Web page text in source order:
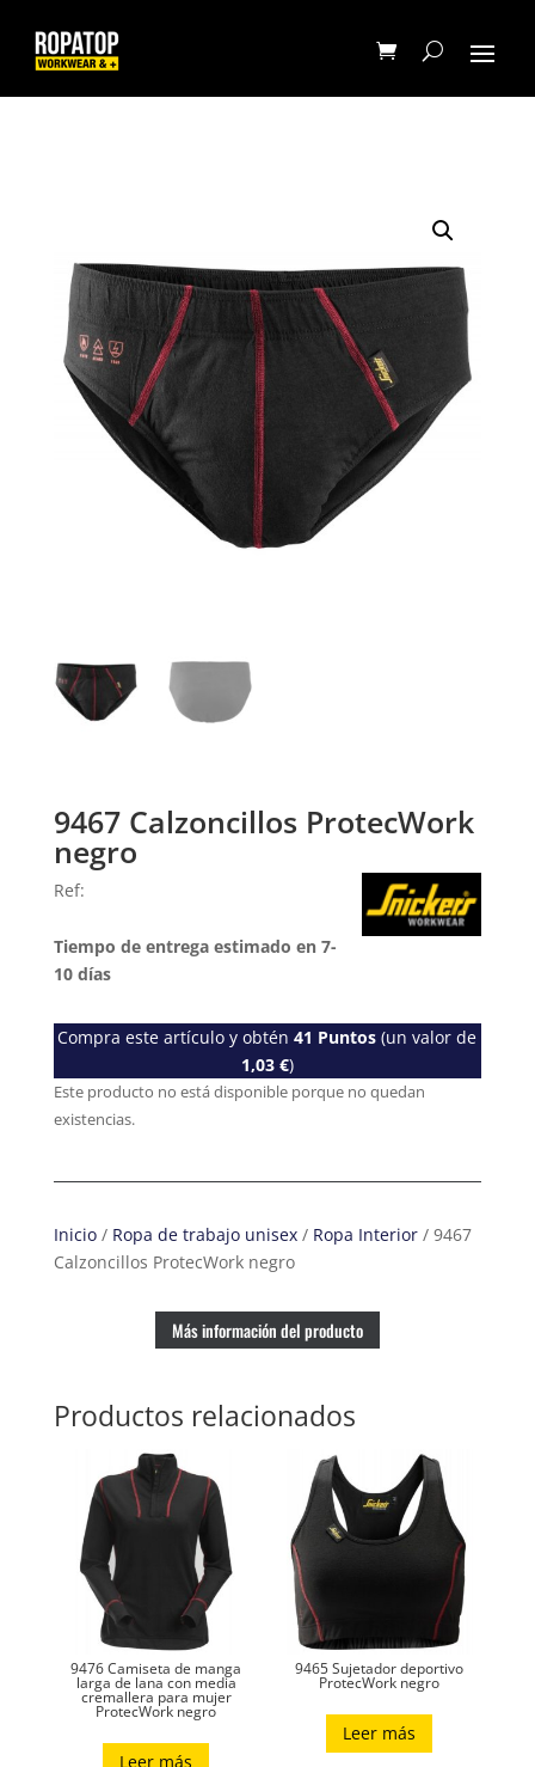
9467 Calzoncillos ProtecWork
negro
Ref:
Tiempo de entrega estimado en 7-
10 días
Compra este artículo y obtén41 Puntos (un valor de
1,03 €)
Este producto no está disponible porque no quedan
existencias.
Inicio/ Ropa de trabajo unisex/ Ropa Interior/ 9467
Calzoncillos ProtecWork negro
Más información del producto
Productos relacionados
9476 Camiseta de manga
larga de lana con media
cremallera para mujer
ProtecWork negro
Leer más
9465 Sujetador deportivo
ProtecWork negro
Leer más